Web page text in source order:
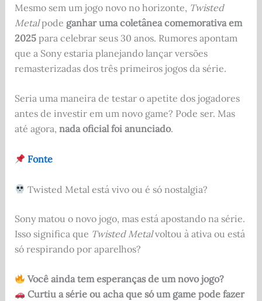
Mesmo sem um jogo novo no horizonte, Twisted
Metalpode ganhar uma coletânea comemorativa em
2025para celebrar seus 30 anos. Rumores apontam
que a Sony estaria planejando lançar versões
remasterizadas dos três primeiros jogos da série.
Seria uma maneira de testar o apetite dos jogadores
antes de investir em um novo game? Pode ser. Mas
até agora, nada oficial foi anunciado.
Fonte
Twisted Metal está vivo ou é só nostalgia?
Sony matou o novo jogo, mas está apostando na série.
Isso significa que Twisted Metalvoltou à ativa ou está
só respirando por aparelhos?
Você ainda tem esperanças de um novo jogo?
Curtiu a série ou acha que só um game pode fazer